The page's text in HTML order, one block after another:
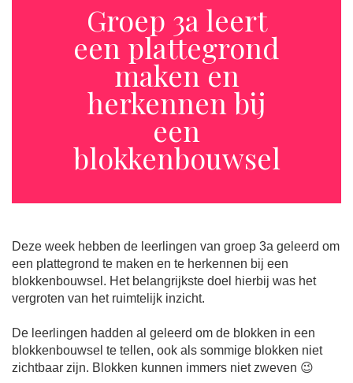
Groep 3a leert
een plattegrond
maken en
herkennen bij
een
blokkenbouwsel
Deze week hebben de leerlingen van groep 3a geleerd om
een plattegrond te maken en te herkennen bij een
blokkenbouwsel. Het belangrijkste doel hierbij was het
vergroten van het ruimtelijk inzicht.
De leerlingen hadden al geleerd om de blokken in een
blokkenbouwsel te tellen, ook als sommige blokken niet
zichtbaar zijn. Blokken kunnen immers niet zweven 😉